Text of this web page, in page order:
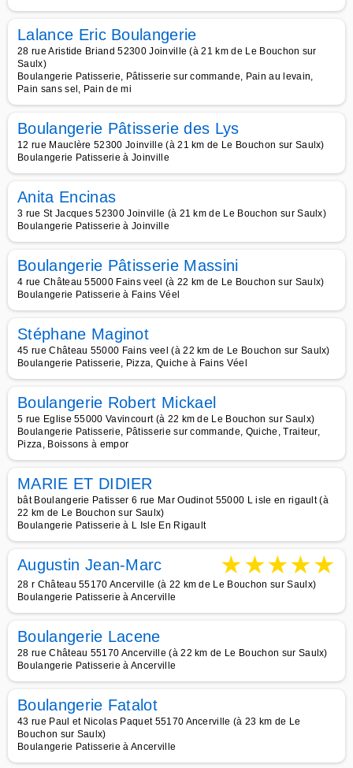
Lalance Eric Boulangerie
28 rue Aristide Briand 52300 Joinville (à 21 km de Le Bouchon sur
Saulx)
Boulangerie Patisserie, Pâtisserie sur commande, Pain au levain,
Pain sans sel, Pain de mi
Boulangerie Pâtisserie des Lys
12 rue Mauclère 52300 Joinville (à 21 km de Le Bouchon sur Saulx)
Boulangerie Patisserie à Joinville
Anita Encinas
3 rue St Jacques 52300 Joinville (à 21 km de Le Bouchon sur Saulx)
Boulangerie Patisserie à Joinville
Boulangerie Pâtisserie Massini
4 rue Château 55000 Fains veel (à 22 km de Le Bouchon sur Saulx)
Boulangerie Patisserie à Fains Véel
Stéphane Maginot
45 rue Château 55000 Fains veel (à 22 km de Le Bouchon sur Saulx)
Boulangerie Patisserie, Pizza, Quiche à Fains Véel
Boulangerie Robert Mickael
5 rue Eglise 55000 Vavincourt (à 22 km de Le Bouchon sur Saulx)
Boulangerie Patisserie, Pâtisserie sur commande, Quiche, Traiteur,
Pizza, Boissons à empor
MARIE ET DIDIER
bât Boulangerie Patisser 6 rue Mar Oudinot 55000 L isle en rigault (à
22 km de Le Bouchon sur Saulx)
Boulangerie Patisserie à L Isle En Rigault
Augustin Jean-Marc ★★★★★
28 r Château 55170 Ancerville (à 22 km de Le Bouchon sur Saulx)
Boulangerie Patisserie à Ancerville
Boulangerie Lacene
28 rue Château 55170 Ancerville (à 22 km de Le Bouchon sur Saulx)
Boulangerie Patisserie à Ancerville
Boulangerie Fatalot
43 rue Paul et Nicolas Paquet 55170 Ancerville (à 23 km de Le
Bouchon sur Saulx)
Boulangerie Patisserie à Ancerville